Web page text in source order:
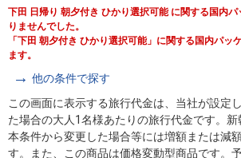
下田 日帰り 朝夕付き ひかり選択可能 に関する国内
りませんでした。
「下田 朝夕付き ひかり選択可能」に関する国内パッ
ます。
他の条件で探す
この画面に表示する旅行代金は、当社が設定
た場合の大人1名様あたりの旅行代金です。
本条件から変更した場合等には増額または減
す。また、この商品は価格変動型商品です。